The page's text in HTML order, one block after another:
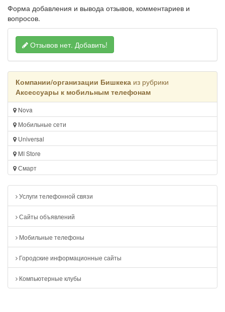
Форма добавления и вывода отзывов, комментариев и
вопросов.
Отзывов нет. Добавить!
Компании/организации Бишкека из рубрики
Аксессуары к мобильным телефонам
Nova
Мобильные сети
Universal
MI Store
Смарт
Услуги телефонной связи
Сайты объявлений
Мобильные телефоны
Городские информационные сайты
Компьютерные клубы